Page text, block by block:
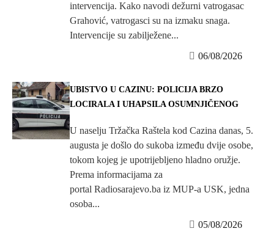
intervencija. Kako navodi dežurni vatrogasac
Grahović, vatrogasci su na izmaku snaga.
Intervencije su zabilježene...
06/08/2026
UBISTVO U CAZINU: POLICIJA BRZO
LOCIRALA I UHAPSILA OSUMNJIČENOG
U naselju Tržačka Raštela kod Cazina danas, 5.
augusta je došlo do sukoba između dvije osobe,
tokom kojeg je upotrijebljeno hladno oružje.
Prema informacijama za
portal Radiosarajevo.ba iz MUP-a USK, jedna
osoba...
05/08/2026